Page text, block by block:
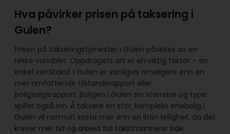
Hva påvirker prisen på taksering i
Gulen?
Prisen på takseringstjenester i Gulen påvirkes av en
rekke variabler. Oppdragets art er en viktig faktor – en
enkel verditakst i Gulen er vanligvis rimeligere enn en
mer omfattende tilstandsrapport eller
boligsalgsrapport. Boligen i Gulen sin størrelse og type
spiller også inn. Å taksere en stor, kompleks enebolig i
Gulen vil normalt koste mer enn en liten leilighet, da det
krever mer tid og arbeid fra takstmannens side.